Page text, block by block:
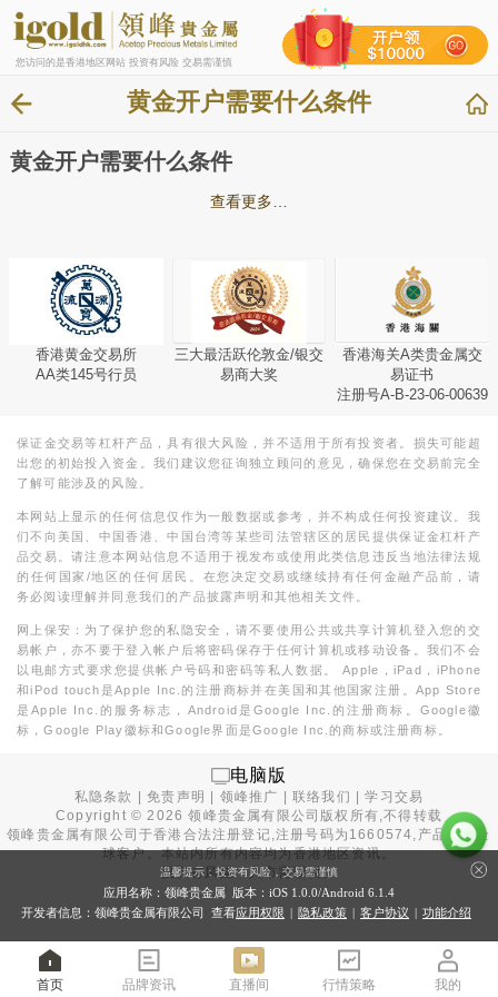
您访问的是香港地区网站 投资有风险 交易需谨慎
黄金开户需要什么条件
黄金开户需要什么条件
查看更多…
香港黄金交易所
AA类145号行员
三大最活跃伦敦金/银交
易商大奖
香港海关A类贵金属交
易证书
注册号A-B-23-06-00639
保证金交易等杠杆产品，具有很大风险，并不适用于所有投资者。损失可能超
出您的初始投入资金。我们建议您征询独立顾问的意见，确保您在交易前完全
了解可能涉及的风险。
本网站上显示的任何信息仅作为一般数据或参考，并不构成任何投资建议。我
们不向美国、中国香港、中国台湾等某些司法管辖区的居民提供保证金杠杆产
品交易。请注意本网站信息不适用于视发布或使用此类信息违反当地法律法规
的任何国家/地区的任何居民。在您决定交易或继续持有任何金融产品前，请
务必阅读理解并同意我们的产品披露声明和其他相关文件。
网上保安：为了保护您的私隐安全，请不要使用公共或共享计算机登入您的交
易帐户，亦不要于登入帐户后将密码保存于任何计算机或移动设备。我们不会
以电邮方式要求您提供帐户号码和密码等私人数据。 Apple，iPad，iPhone
和iPod touch是Apple Inc.的注册商标并在美国和其他国家注册。App Store
是Apple Inc.的服务标志，Android是Google Inc.的注册商标。Google徽
标，Google Play徽标和Google界面是Google Inc.的商标或注册商标。
电脑版
私隐条款 |免责声明 | 领峰推广 |联络我们 |学习交易
Copyright ©2026 领峰贵金属有限公司版权所有,不得转载
领峰贵金属有限公司于香港合法注册登记,注册号码为1660574,产品面向全
球客户。本站内所有内容均为香港地区资讯。
投资有风险，入市需谨慎。
首页 品牌资讯 直播间 行情策略 我的
温馨提示：投资有风险，交易需谨慎
应用名称：领峰贵金属 版本：iOS 1.0.0/Android 6.1.4
开发者信息：领峰贵金属有限公司 查看应用权限 | 隐私政策 | 客户协议 | 功能介绍